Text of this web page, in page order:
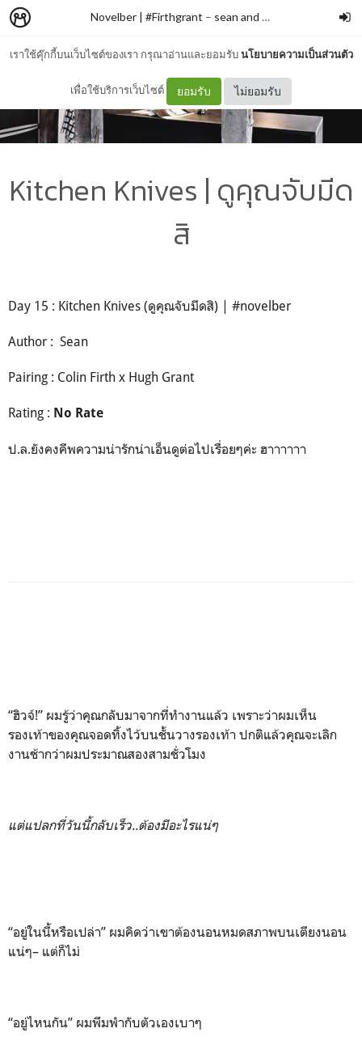
เราใช้คุ๊กกี้บนเว็บไซต์ของเรา กรุณาอ่านและยอมรับนโยบายความเป็นส่วนตัว
เพื่อใช้บริการเว็บไซต์ ยอมรับ ไม่ยอมรับ
Novelber | #Firthgrant – sean and his nightmares
Kitchen Knives | ดูคุณจับมีด
สิ
Day 15 : Kitchen Knives (ดูคุณจับมีดสิ) | #novelber
Author : Sean
Pairing : Colin Firth x Hugh Grant
Rating : No Rate
ป.ล.ยังคงคีพความน่ารักน่าเอ็นดูต่อไปเรื่อยๆค่ะ ฮาาาาาา
“ฮิวจ์!” ผมรู้ว่าคุณกลับมาจากที่ทำงานแล้ว เพราะว่าผมเห็น
รองเท้าของคุณจอดทิ้งไว้บนชั้นวางรองเท้า ปกติแล้วคุณจะเลิก
งานช้ากว่าผมประมาณสองสามชั่วโมง
แต่แปลกที่วันนี้กลับเร็ว..ต้องมีอะไรแน่ๆ
“อยู่ในนี้หรือเปล่า” ผมคิดว่าเขาต้องนอนหมดสภาพบนเตียงนอน
แน่ๆ– แต่ก็ไม่
“อยู่ไหนกัน” ผมพึมพำกับตัวเองเบาๆ